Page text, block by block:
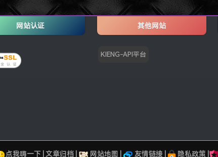
网站认证 其他网站
KIENG-API平台
点我嗨一下| 文章归档| 网站地图 友情链接 隐私政策|